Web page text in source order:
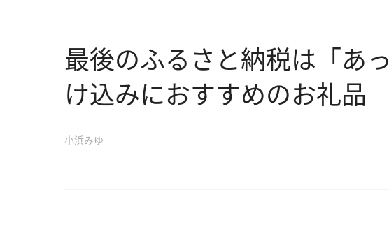
最後のふるさと納税は「あ
け込みにおすすめのお礼品
小浜みゆ